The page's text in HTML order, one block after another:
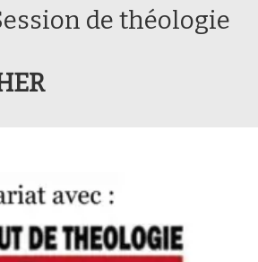
de théologie